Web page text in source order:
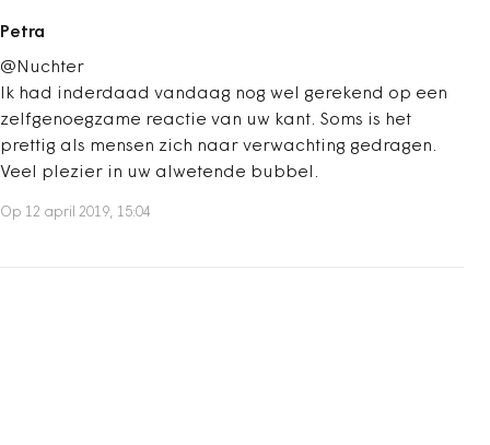
Petra
@Nuchter
Ik had inderdaad vandaag nog wel gerekend op een
zelfgenoegzame reactie van uw kant. Soms is het
prettig als mensen zich naar verwachting gedragen.
Veel plezier in uw alwetende bubbel.
Op 12 april 2019, 15:04